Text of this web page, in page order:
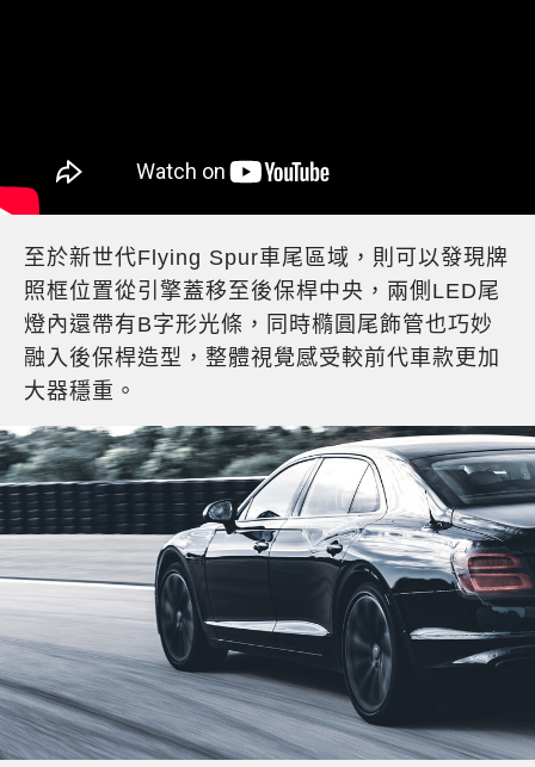
至於新世代Flying Spur車尾區域，則可以發現牌
照框位置從引擎蓋移至後保桿中央，兩側LED尾
燈內還帶有B字形光條，同時橢圓尾飾管也巧妙
融入後保桿造型，整體視覺感受較前代車款更加
大器穩重。